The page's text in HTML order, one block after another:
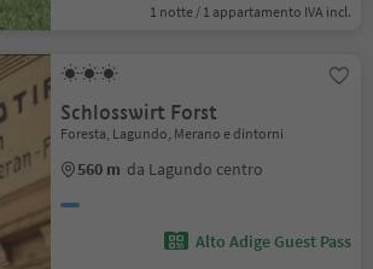
1 notte / 1 appartamento IVA incl.
Schlosswirt Forst
Foresta, Lagundo, Merano e dintorni
560 m da Lagundo centro
Alto Adige Guest Pass